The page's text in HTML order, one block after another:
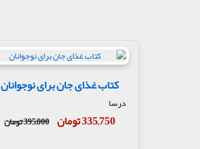
کتاب غذای جان برای نوجوانان
درسا
335,750 تومان 395,000 تومان